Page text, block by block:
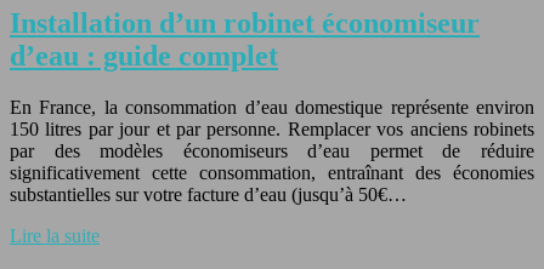
Installation d’un robinet économiseur
d’eau : guide complet
En France, la consommation d’eau domestique représente environ
150 litres par jour et par personne. Remplacer vos anciens robinets
par des modèles économiseurs d’eau permet de réduire
significativement cette consommation, entraînant des économies
substantielles sur votre facture d’eau (jusqu’à 50€…
Lire la suite